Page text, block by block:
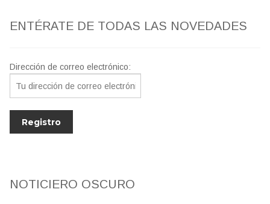
ENTÉRATE DE TODAS LAS NOVEDADES
Dirección de correo electrónico:
NOTICIERO OSCURO